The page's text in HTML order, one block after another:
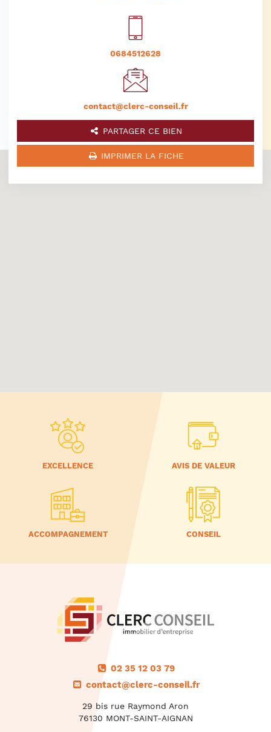
0684512628
contact@clerc-conseil.fr
PARTAGER CE BIEN
IMPRIMER LA FICHE
EXCELLENCE AVIS DE VALEUR
ACCOMPAGNEMENT CONSEIL
02 35 12 03 79
contact@clerc-conseil.fr
29 bis rue Raymond Aron
76130 MONT-SAINT-AIGNAN